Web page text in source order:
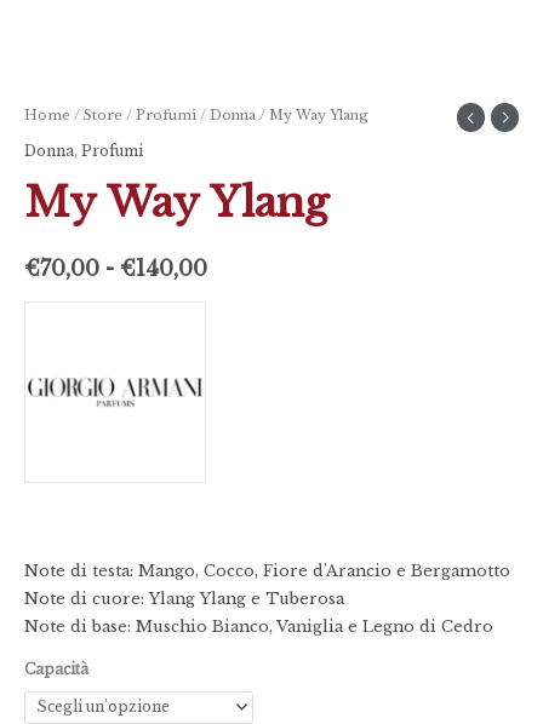
Home / Store / Profumi / Donna / My Way Ylang
Donna, Profumi
My Way Ylang
€70,00 - €140,00
Note di testa: Mango, Cocco, Fiore d’Arancio e Bergamotto
Note di cuore: Ylang Ylang e Tuberosa
Note di base: Muschio Bianco, Vaniglia e Legno di Cedro
Capacità